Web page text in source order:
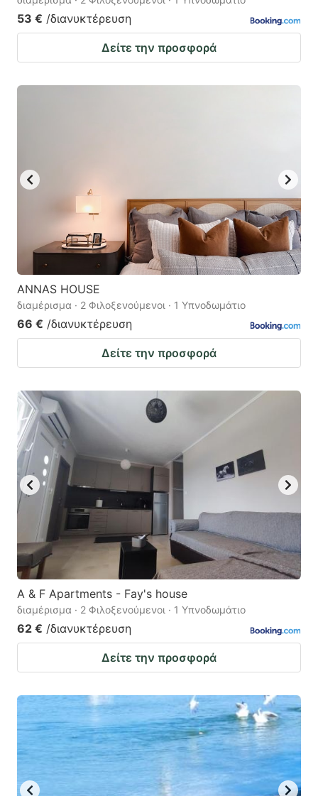
53 € /διανυκτέρευση
Δείτε την προσφορά
ANNAS HOUSE
διαμέρισμα · 2 Φιλοξενούμενοι · 1 Υπνοδωμάτιο
66 € /διανυκτέρευση
Δείτε την προσφορά
A & F Apartments - Fay's house
διαμέρισμα · 2 Φιλοξενούμενοι · 1 Υπνοδωμάτιο
62 € /διανυκτέρευση
Δείτε την προσφορά